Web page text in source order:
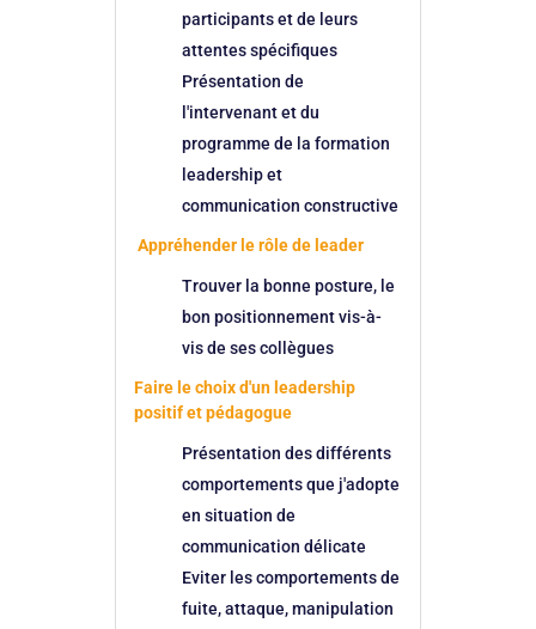
participants et de leurs
attentes spécifiques
Présentation de
l'intervenant et du
programme de la formation
leadership et
communication constructive
Appréhender le rôle de leader
Trouver la bonne posture, le
bon positionnement vis-à-
vis de ses collègues
Faire le choix d'un leadership
positif et pédagogue
Présentation des différents
comportements que j'adopte
en situation de
communication délicate
Eviter les comportements de
fuite, attaque, manipulation